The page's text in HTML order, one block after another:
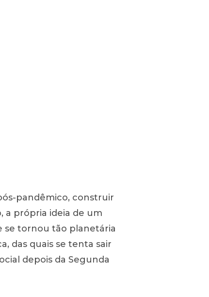
pandêmico, construir
a própria ideia de um
se tornou tão planetária
das quais se tenta sair
depois da Segunda